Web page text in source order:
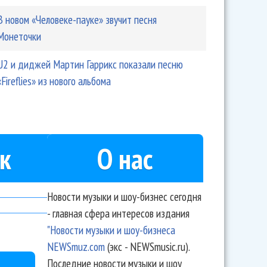
новом «Человеке-пауке» звучит песня
и диджей Мартин Гаррикс показали песню
из нового альбома
О нас
Новости музыки и шоу-бизнес сегодня
- главная сфера интересов издания
"Новости музыки и шоу-бизнеса
NEWSmuz.com(экс - NEWSmusic.ru).
Последние новости музыки и шоу